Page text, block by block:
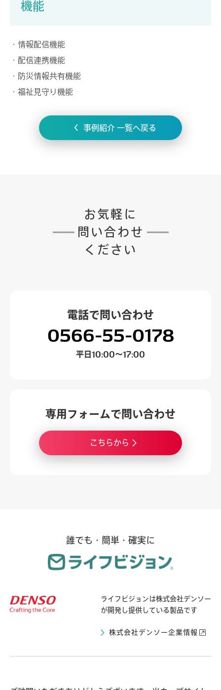
機能
・情報配信機能
・配信連携機能
・防災情報共有機能
・福祉見守り機能
事例紹介 一覧へ戻る
お気軽に
問い合わせ
ください
電話で 問い合わせ
0566-55-0178
平日 10:00～17:00
専用フォームで 問い合わせ
こちらから
誰でも・簡単・確実に
ライフビジョンは株式会社デンソー
が開発し提供している製品です
株式会社デンソー企業情報
ライフビジョンとは 導入自治体の声